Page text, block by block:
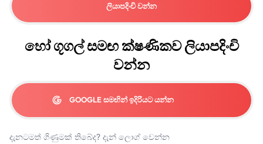
ලියාපදිංචි වන්න
හෝ ගූගල් සමඟ ක්ෂණිකව ලියාපදිංචි
වන්න
GOOGLE සමඟින් ඉදිරියට යන්න
දැනටමත් ගිණුමක් තිබේද? දැන් ලොග් වෙන්න